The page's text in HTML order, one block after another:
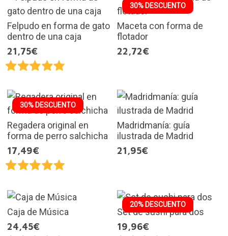
Felpudo en forma de gato
dentro de una caja
21,75€
30% DESCUENTO
Maceta con forma de
flotador
22,72€
30% DESCUENTO
Regadera original en
forma de perro salchicha
17,49€
Madridmanía: guía
ilustrada de Madrid
21,95€
Caja de Música
24,45€
20% DESCUENTO
Set de sushi para dos
19,96€